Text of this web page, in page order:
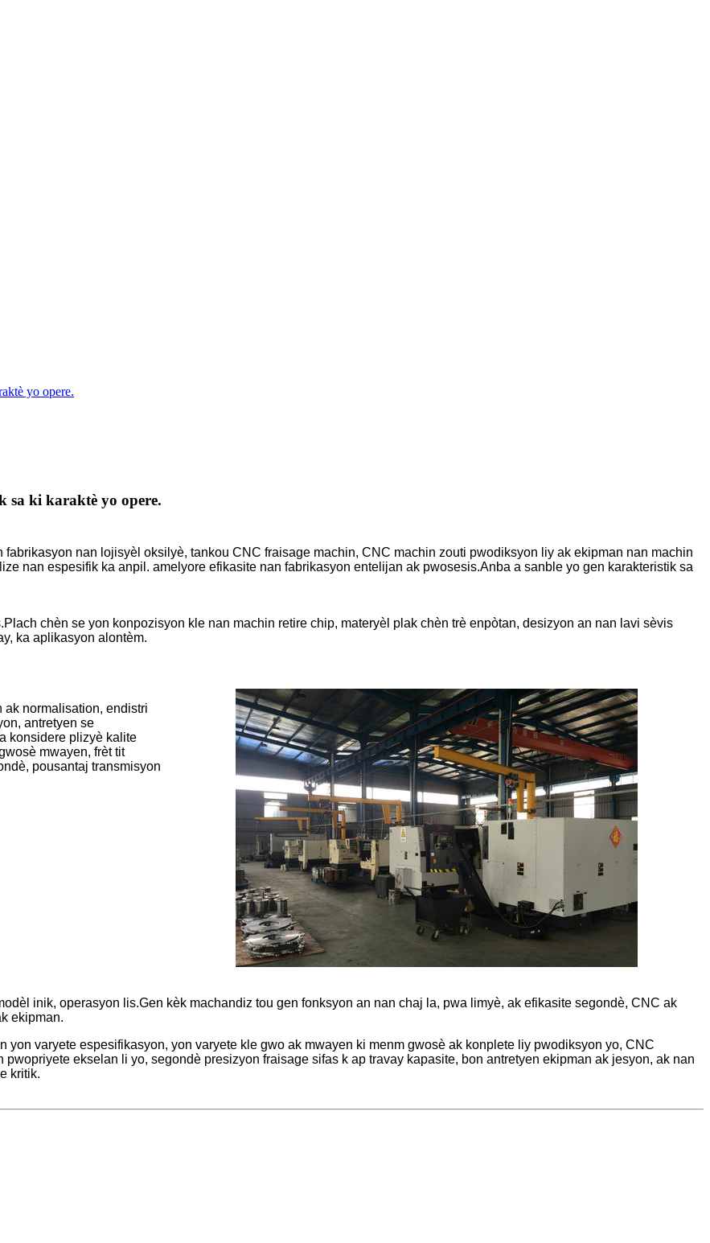
yo opere.
sa ki karaktè yo opere.
nan lojisyèl oksilyè, tankou CNC fraisage machin, CNC machin zouti pwodiksyon liy ak ekipman nan machin
nan espesifik ka anpil. amelyore efikasite nan fabrikasyon entelijan ak pwosesis.Anba a sanble yo gen karakteristik sa
chèn se yon konpozisyon kle nan machin retire chip, materyèl plak chèn trè enpòtan, desizyon an nan lavi sèvis
ka aplikasyon alontèm.
normalisation, endistri
antretyen se
konsidere plizyè kalite
mwayen, frèt tit
pousantaj transmisyon
inik, operasyon lis.Gen kèk machandiz tou gen fonksyon an nan chaj la, pwa limyè, ak efikasite segondè, CNC ak
ekipman.
varyete espesifikasyon, yon varyete kle gwo ak mwayen ki menm gwosè ak konplete liy pwodiksyon yo, CNC
ekselan li yo, segondè presizyon fraisage sifas k ap travay kapasite, bon antretyen ekipman ak jesyon, ak nan
kritik.